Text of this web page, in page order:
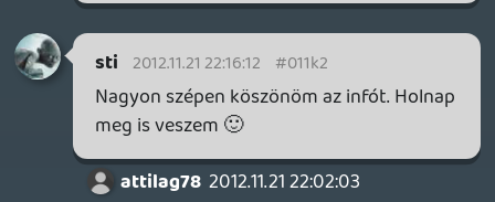
nekem 8nak is jó, de 10est vártam
Tuning nincs, ezzel nem volt bajom. Nem
volt nagyobb elvárásom, de amit látok
HP alapból bejött és sokkal hangulatosabb
volt. Itt a sok ütközés zavaró, az eröltetett
vizes aszfalt dettó, a borulások se olyan
jók mint a HP-ben.
Meg hol vannak a minimális matricák? Volt